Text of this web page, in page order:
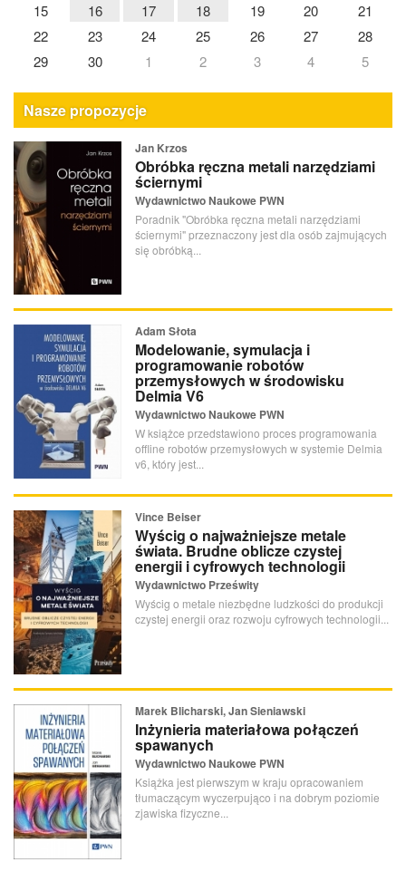
15
16 17 18 19 20
21
22
23 24 25 26 27
28
29
30 1 2 3 4 5
Nasze propozycje
Jan Krzos
Obróbka ręczna metali narzędziami
ściernymi
Wydawnictwo Naukowe PWN
Poradnik "Obróbka ręczna metali narzędziami
ściernymi" przeznaczony jest dla osób zajmujących
się obróbką...
Adam Słota
Modelowanie, symulacja i
programowanie robotów
przemysłowych w środowisku
Delmia V6
Wydawnictwo Naukowe PWN
W książce przedstawiono proces programowania
offline robotów przemysłowych w systemie Delmia
v6, który jest...
Vince Beiser
Wyścig o najważniejsze metale
świata. Brudne oblicze czystej
energii i cyfrowych technologii
Wydawnictwo Prześwity
Wyścig o metale niezbędne ludzkości do produkcji
czystej energii oraz rozwoju cyfrowych technologii...
Marek Blicharski, Jan Sieniawski
Inżynieria materiałowa połączeń
spawanych
Wydawnictwo Naukowe PWN
Książka jest pierwszym w kraju opracowaniem
tłumaczącym wyczerpująco i na dobrym poziomie
zjawiska fizyczne...